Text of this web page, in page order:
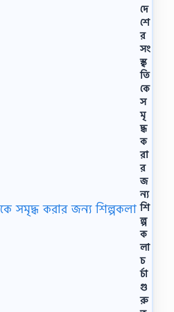
দে
শে
র
সং
স্কৃ
তি
কে
স
মৃ
দ্ধ
ক
রা
র
জ
ন্য
শি
ল্প
ক
লা
চ
র্চা
গু
রু